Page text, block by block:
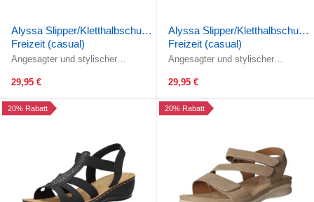
Alyssa Slipper/Kletthalbschuh
Freizeit (casual)
Angesagter und stylischer
Elastik-Ausstattung garantiert eine
29,95 €
Alyssa Slipper/Kletthalbschuh
Freizeit (casual)
Angesagter und stylischer
Elastik-Ausstattung garantiert eine
29,95 €
20% Rabatt 20% Rabatt